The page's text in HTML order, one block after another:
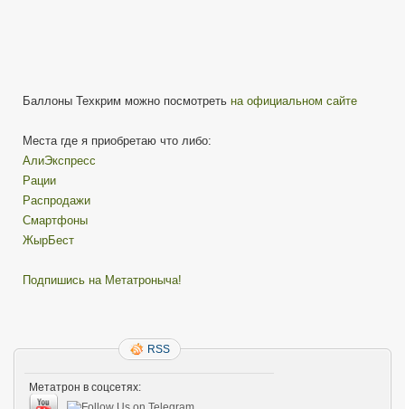
Баллоны Техкрим можно посмотреть на официальном сайте
Места где я приобретаю что либо:
АлиЭкспресс
Рации
Распродажи
Смартфоны
ЖырБест
Подпишись на Метатроныча!
RSS
Метатрон в соцсетях: